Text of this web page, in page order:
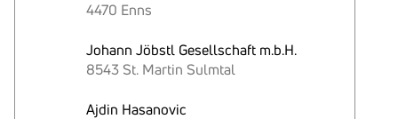
4470 Enns
Johann Jöbstl Gesellschaft m.b.H.
8543 St. Martin Sulmtal
Ajdin Hasanovic